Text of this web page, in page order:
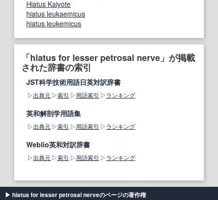
Hiatus Kaiyote
hiatus leukaemicus
hiatus leukemicus
「hiatus for lesser petrosal nerve」が掲載
された辞書の索引
JST科学技術用語日英対訳辞書
出典元 索引 用語索引 ランキング
英和解剖学用語集
出典元 索引 用語索引 ランキング
Weblio英和対訳辞書
出典元 索引 用語索引 ランキング
hiatus for lesser petrosal nerveのページの著作権